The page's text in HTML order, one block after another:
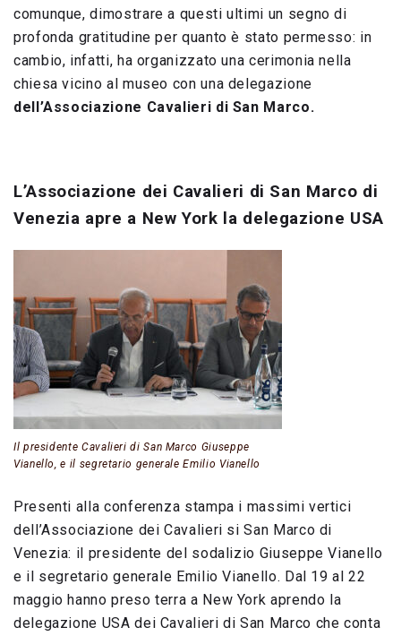
comunque, dimostrare a questi ultimi un segno di
profonda gratitudine per quanto è stato permesso: in
cambio, infatti, ha organizzato una cerimonia nella
chiesa vicino al museo con una delegazione
dell’Associazione Cavalieri di San Marco.
L’Associazione dei Cavalieri di San Marco di
Venezia apre a New York la delegazione USA
Il presidente Cavalieri di San Marco Giuseppe
Vianello, e il segretario generale Emilio Vianello
Presenti alla conferenza stampa i massimi vertici
dell’Associazione dei Cavalieri si San Marco di
Venezia: il presidente del sodalizio Giuseppe Vianello
e il segretario generale Emilio Vianello. Dal 19 al 22
maggio hanno preso terra a New York aprendo la
delegazione USA dei Cavalieri di San Marco che conta